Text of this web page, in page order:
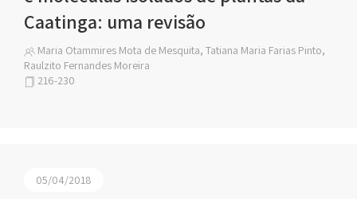
Caatinga: uma revisão
Maria Otammires Mota de Mesquita, Tatiana Maria Farias Pinto,
Raulzito Fernandes Moreira
216-230
05/04/2018